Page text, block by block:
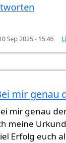
Sep 2025 - 15:46
vonNito
mir genau
mir genau
meine
Erfolg euch